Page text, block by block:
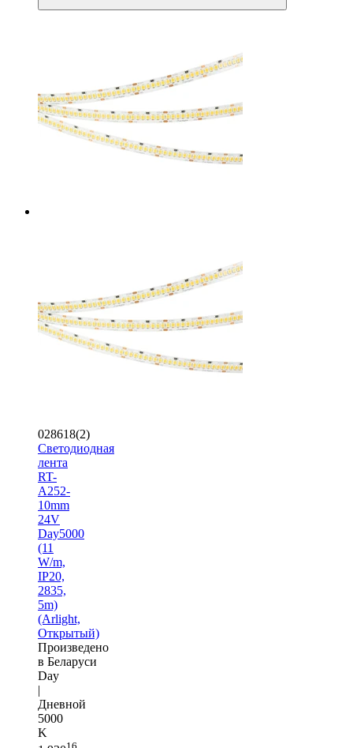
028618(2)
Светодиодная
лента
RT-
A252-
10mm
24V
Day5000
(11
W/m,
IP20,
2835,
5m)
(Arlight,
Открытый)
Произведено
в Беларуси
Day
|
Дневной
5000
K